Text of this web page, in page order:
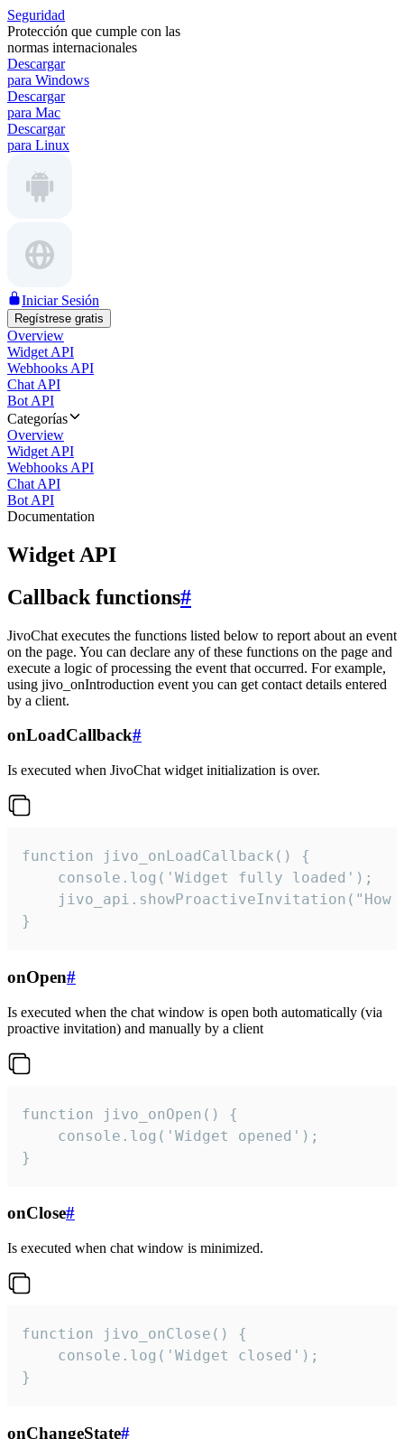
Seguridad
Protección que cumple con las
normas internacionales
Descargar
para Windows
Descargar
para Mac
Descargar
para Linux
Iniciar Sesión
Regístrese gratis
Overview
Widget API
Webhooks API
Chat API
Bot API
Categorías
Overview
Widget API
Webhooks API
Chat API
Bot API
Documentation
Widget API
Callback functions#
JivoChat executes the functions listed below to report about an event
on the page. You can declare any of these functions on the page and
execute a logic of processing the event that occurred. For example,
using jivo_onIntroduction event you can get contact details entered
by a client.
onLoadCallback#
Is executed when JivoChat widget initialization is over.
function jivo_onLoadCallback() {
    console.log('Widget fully loaded');
jivo_api.showProactiveInvitation("How
}
onOpen#
Is executed when the chat window is open both automatically (via
proactive invitation) and manually by a client
function jivo_onOpen() {
    console.log('Widget opened');
}
onClose#
Is executed when chat window is minimized.
function jivo_onClose() {
    console.log('Widget closed');
}
onChangeState#